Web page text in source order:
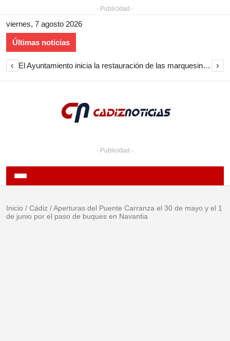
- Publicidad -
viernes, 7 agosto 2026
Últimas noticias
‹ El Ayuntamiento inicia la restauración de las marquesinas de Plaza Esteve para volver a instalarlas en el centro de Jerez ›
- Publicidad -
Inicio / Cádiz /Aperturas del Puente Carranza el 30 de mayo y el 1
de junio por el paso de buques en Navantia